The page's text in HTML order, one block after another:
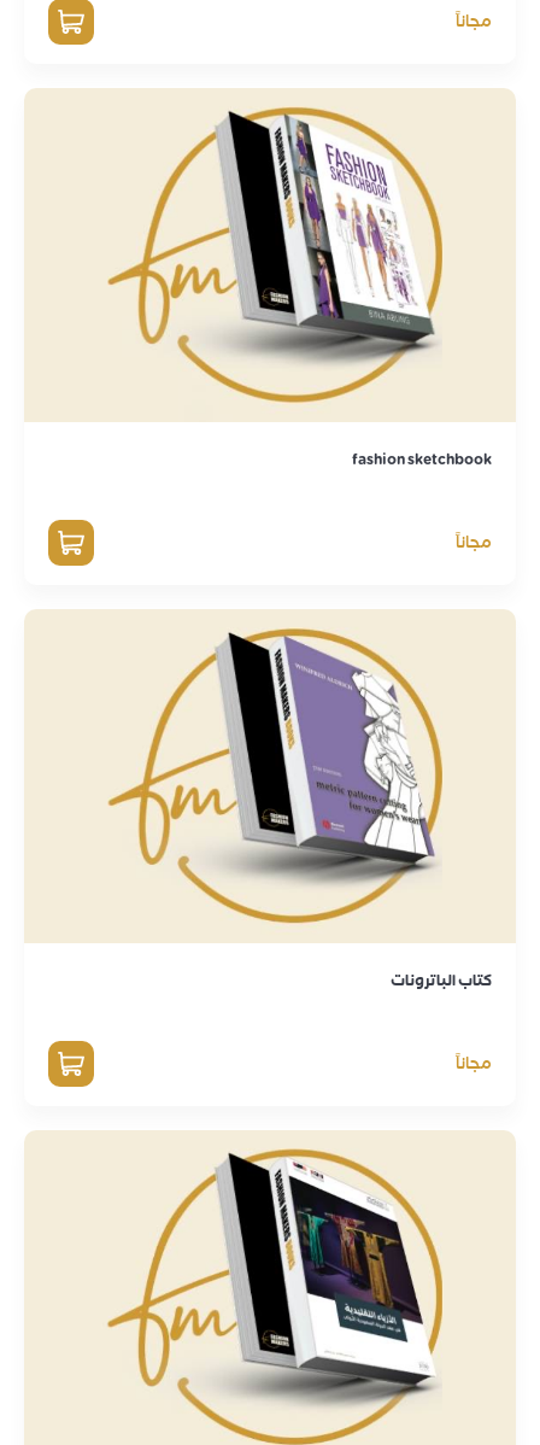
مجاناً
fashion sketchbook
مجاناً
كتاب الباترونات
مجاناً